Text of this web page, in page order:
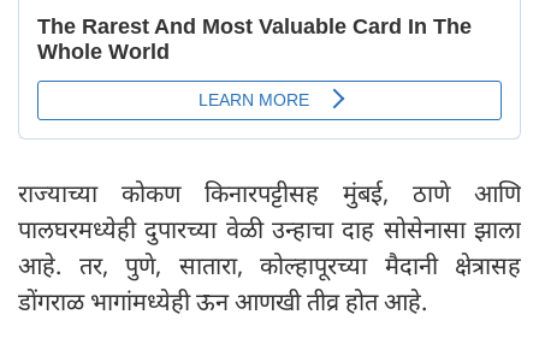
राज्याच्या कोकण किनारपट्टीसह मुंबई, ठाणे आणि
पालघरमध्येही दुपारच्या वेळी उन्हाचा दाह सोसेनासा झाला
आहे. तर, पुणे, सातारा, कोल्हापूरच्या मैदानी क्षेत्रासह
डोंगराळ भागांमध्येही ऊन आणखी तीव्र होत आहे.